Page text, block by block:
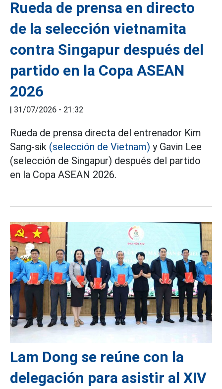
Rueda de prensa en directo
de la selección vietnamita
contra Singapur después del
partido en la Copa ASEAN
2026
| 31/07/2026 - 21:32
Rueda de prensa directa del entrenador Kim
Sang-sik (selección de Vietnam) y Gavin Lee
(selección de Singapur) después del partido
en la Copa ASEAN 2026.
Lam Dong se reúne con la
delegación para asistir al XIV